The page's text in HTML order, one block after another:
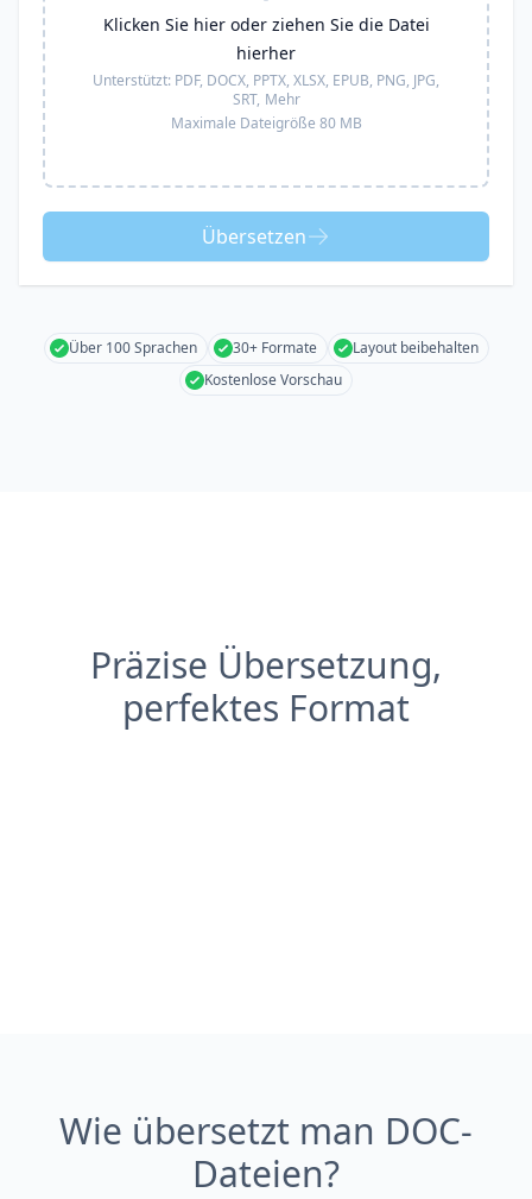
Klicken Sie hier oder ziehen Sie die Datei
hierher
Unterstützt: PDF, DOCX, PPTX, XLSX, EPUB, PNG, JPG,
SRT, Mehr
Maximale Dateigröße 80 MB
Übersetzen
Über 100 Sprachen 30+ Formate
Layout beibehalten
Kostenlose Vorschau
Präzise Übersetzung,
perfektes Format
Wie übersetzt man DOC-
Dateien?